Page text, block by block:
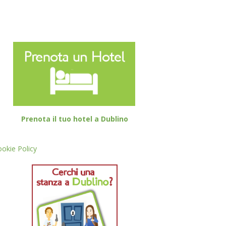
Prenota il tuo hotel a Dublino
Policy